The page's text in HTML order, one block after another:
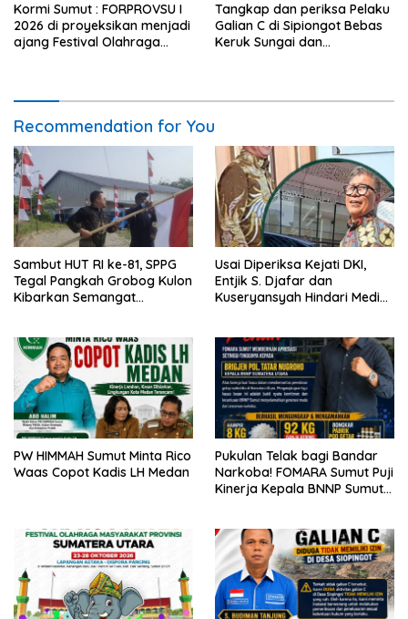
Kormi Sumut : FORPROVSU I
2026 di proyeksikan menjadi
ajang Festival Olahraga
Tangkap dan periksa Pelaku
Galian C di Sipiongot Bebas
Keruk Sungai dan
Recommendation for You
Sambut HUT RI ke-81, SPPG
Tegal Pangkah Grobog Kulon
Kibarkan Semangat
Usai Diperiksa Kejati DKI,
Entjik S. Djafar dan
Kuseryansyah Hindari Media,
PW HIMMAH Sumut Minta Rico
Waas Copot Kadis LH Medan
Pukulan Telak bagi Bandar
Narkoba! FOMARA Sumut Puji
Kinerja Kepala BNNP Sumut